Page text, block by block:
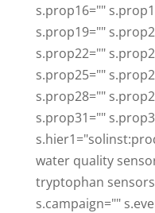
s.prop16=""
s.prop19=""
s.prop22=""
s.prop25=""
s.prop28=""
s.prop31=""
water quality
tryptophan
s.campaign=""